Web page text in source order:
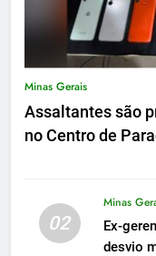
Minas Gerais
Assaltantes são
no Centro de
02
Minas
Ex-
desvio